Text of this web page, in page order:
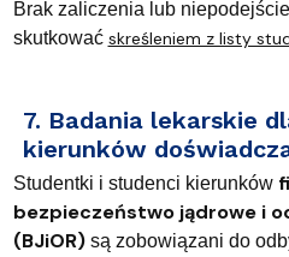
Brak zaliczenia lub
skutkować skreśleniem z listy
7. Badania lekarskie
kierunków
Studentki i studenci kierunków
bezpieczeństwo jądrowe i
(BJiOR)są zobowiązani do